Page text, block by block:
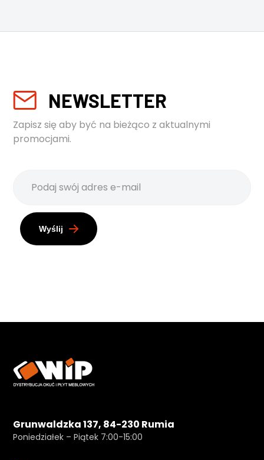
NEWSLETTER
Zapisz się aby być na bieżąco z aktualnymi
promocjami.
Wyślij
Grunwaldzka 137, 84-230 Rumia
Poniedziałek – Piątek 7:00-15:00